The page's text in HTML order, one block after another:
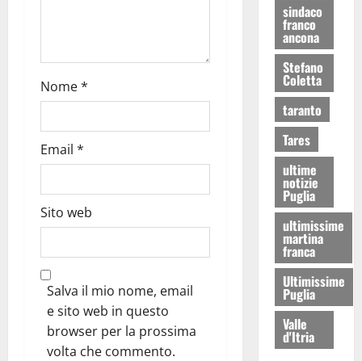
Nome*
Email *
Sito web
Salva il mio nome, email
e sito web in questo
browser per la prossima
volta che commento.
sindaco
franco
ancona
Stefano
Coletta
taranto
Tares
ultime
notizie
Puglia
ultimissime
martina
franca
Ultimissime
Puglia
Valle
d'Itria